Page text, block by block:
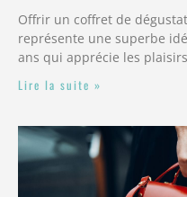
Offrir un coffret de
représente une superbe
ans qui apprécie les
Lire la suite »